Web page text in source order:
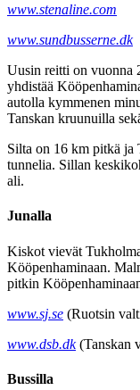
www.stenaline.com
www.sundbusserne.dk
Uusin reitti on vuonna
yhdistää
autolla kymmenen
Tanskan kruunuilla
Silta on 16 km pitkä ja
tunnelia. Sillan
ali.
Junalla
Kiskot vievät
Kööpenhaminaan.
pitkin
www.sj.se (Ruotsin
www.dsb.dk(Tanskan
Bussilla